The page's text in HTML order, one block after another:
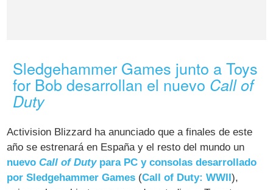
Sledgehammer Games junto a Toys
for Bob desarrollan el nuevo Call of
Duty
Activision Blizzard ha anunciado que a finales de este
año se estrenará en España y el resto del mundo un
nuevoCall of Dutypara PC y consolas desarrollado
por Sledgehammer Games (Call of Duty: WWII),